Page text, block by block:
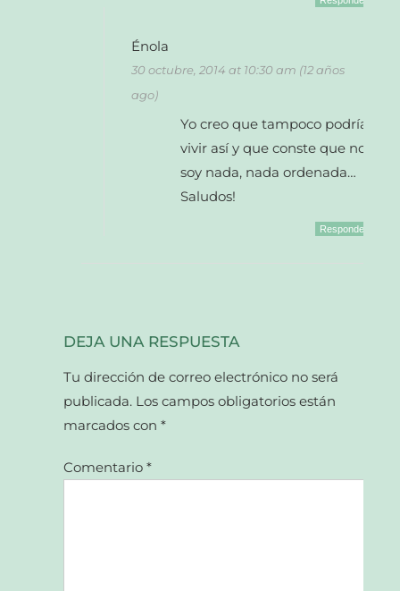
Énola
30 octubre, 2014 at 10:30 am (12 años
ago)
Yo creo que tampoco podría
vivir así y que conste que no
soy nada, nada ordenada…
Saludos!
Responder
DEJA UNA RESPUESTA
Tu dirección de correo electrónico no será
publicada. Los campos obligatorios están
marcados con*
Comentario*